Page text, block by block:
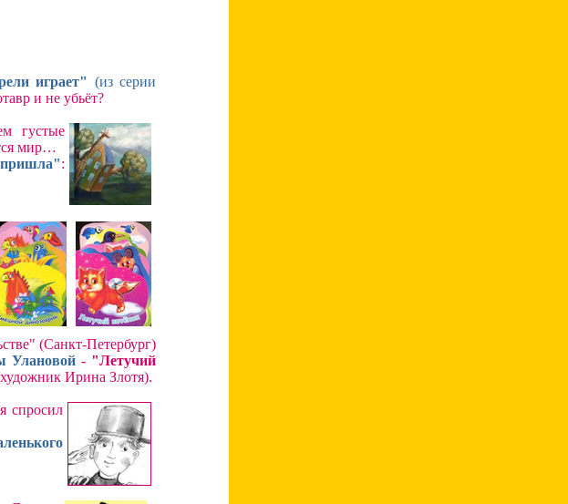
играет" (из серии
и не убьёт?
густые
мир…
:
(Санкт-Петербург)
Улановой- "Летучий
Ирина Злотя).
спросил